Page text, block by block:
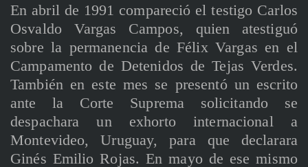
En abril de 1991 compareció el testigo Carlos
Osvaldo Vargas Campos, quien atestiguó
sobre la permanencia de Félix Vargas en el
Campamento de Detenidos de Tejas Verdes.
También en este mes se presentó un escrito
ante la Corte Suprema solicitando se
despachara un exhorto internacional a
Montevideo, Uruguay, para que declarara
Ginés Emilio Rojas. En mayo de ese mismo